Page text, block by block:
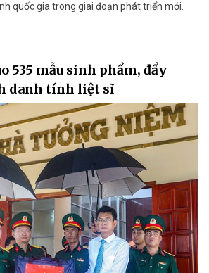
quốc gia trong giai đoạn phát triển mới.
535 mẫu sinh phẩm, đẩy
danh tính liệt sĩ